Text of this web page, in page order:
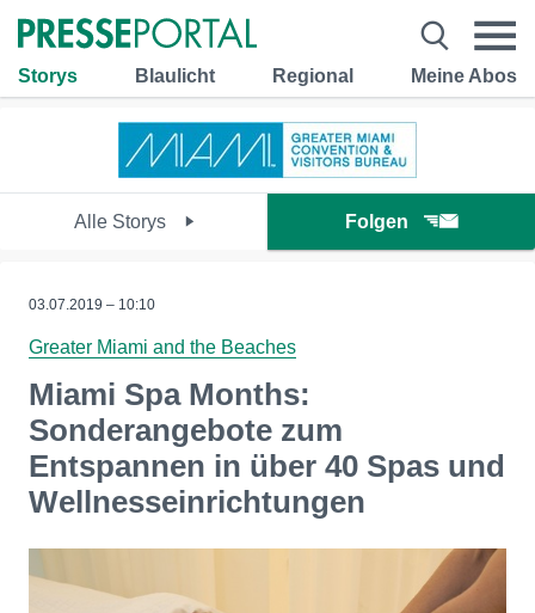
Storys Blaulicht Regional Meine Abos
Alle Storys Folgen
03.07.2019 – 10:10
Greater Miami and the Beaches
Miami Spa Months:
Sonderangebote zum
Entspannen in über 40 Spas und
Wellnesseinrichtungen